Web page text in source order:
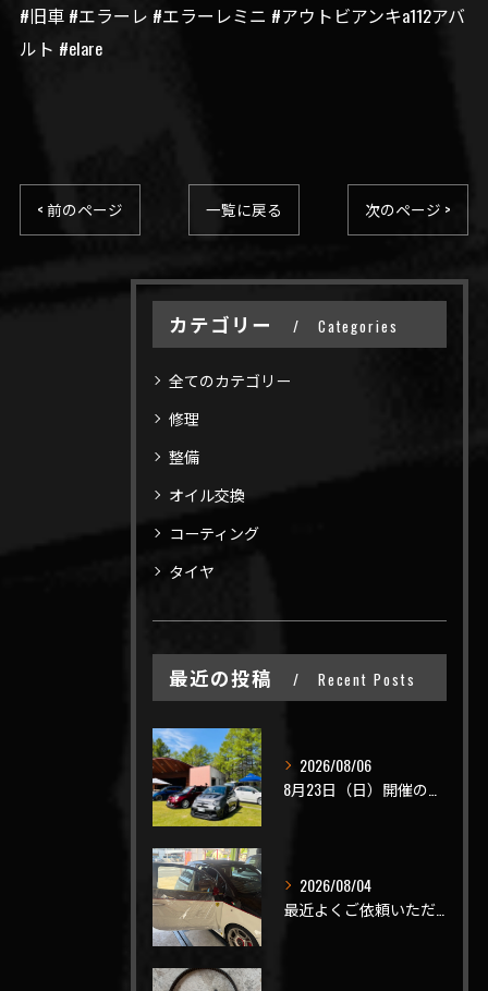
#旧車 #エラーレ #エラーレミニ #アウトビアンキa112アバ
ルト #elare
< 前のページ 一覧に戻る 次のページ >
カテゴリー Categories
全てのカテゴリー
修理
整備
オイル交換
コーティング
タイヤ
最近の投稿 Recent Posts
2026/08/06
2026/08/04